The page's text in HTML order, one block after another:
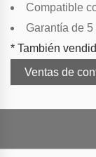
Compatible
Garantía de 5
* También
Ventas de